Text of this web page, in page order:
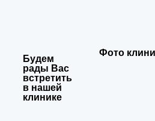
Будем
рады Вас
встретить
в нашей
клинике
Фото